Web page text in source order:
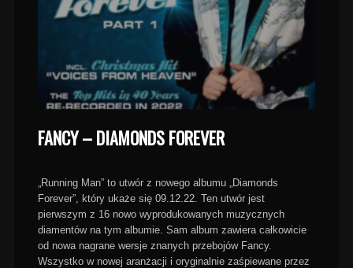
FANCY – DIAMONDS FOREVER
„Running Man” to utwór z nowego albumu „Diamonds
Forever”, który ukaże się 09.12.22. Ten utwór jest
pierwszym z 16 nowo wyprodukowanych muzycznych
diamentów na tym albumie. Sam album zawiera całkowicie
od nowa nagrane wersje znanych przebojów Fancy.
Wszystko w nowej aranżacji i oryginalnie zaśpiewane przez